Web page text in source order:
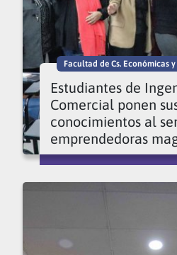
Facultad de Cs. Económicas
Estudiantes de
Comercial ponen
conocimientos al
emprendedoras